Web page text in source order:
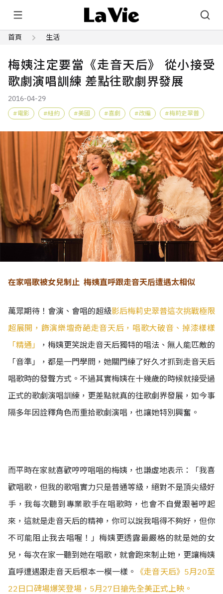
首頁 生活
梅姨注定要當《走音天后》 從小接受
歌劇演唱訓練 差點往歌劇界發展
2016-04-29
電影 紐約 美國 喜劇 改編 梅莉史翠普
在家唱歌被女兒制止 梅姨直呼跟走音天后遭遇太相似
萬眾期待！會演、會唱的超級影后梅莉史翠普這次挑戰極限
超展開，飾演樂壇奇葩走音天后，唱歌大破音、掉漆樣樣
「精通」
，梅姨更笑說走音天后獨特的唱法、無人能匹敵的
「音準」，都是一門學問，她關門練了好久才抓到走音天后
唱歌時的發聲方式。不過其實梅姨在十幾歲的時候就接受過
正式的歌劇演唱訓練，更差點就真的往歌劇界發展，如今事
隔多年因詮釋角色而重拾歌劇演唱，也讓她特別興奮。
而平時在家就喜歡哼哼唱唱的梅姨，也謙虛地表示：「我喜
歡唱歌，但我的歌唱實力只是普通等級，絕對不是頂尖級好
手，我每次聽到專業歌手在唱歌時，也會不自覺跟著哼起
來，這就是走音天后的精神，你可以說我唱得不夠好，但你
不可能阻止我去唱喔！」梅姨更透露最嚴格的就是她的女
兒，每次在家一聽到她在唱歌，就會跑來制止她，更讓梅姨
直呼遭遇跟走音天后根本一模一樣。
《走音天后》5月20至
22日口碑場爆笑登場，5月27日搶先全美正式上映。